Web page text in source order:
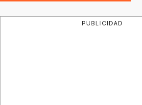
PUBLICIDAD